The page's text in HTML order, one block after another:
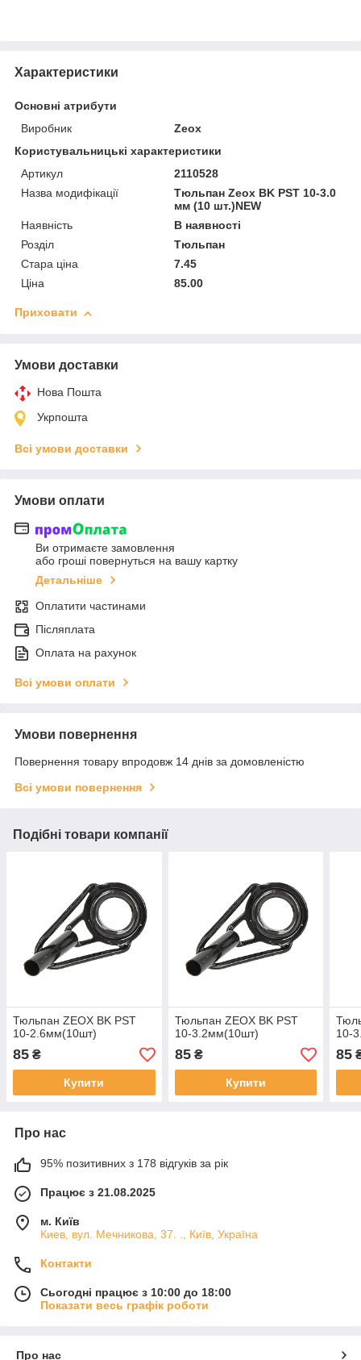
Характеристики
Основні атрибути
Виробник
Zeox
Користувальницькі характеристики
Артикул
2110528
Назва модифікації
Тюльпан Zeox BK PST 10-3.0
мм (10 шт.)NEW
Наявність
В наявності
Розділ
Тюльпан
Стара ціна
7.45
Ціна
85.00
Приховати
Умови доставки
Нова Пошта
Укрпошта
Всі умови доставки
Умови оплати
Ви отримаєте замовлення
або гроші повернуться на вашу картку
Детальніше
Оплатити частинами
Післяплата
Оплата на рахунок
Всі умови оплати
Умови повернення
Повернення товару впродовж 14 днів за домовленістю
Всі умови повернення
Подібні товари компанії
Тюльпан ZEOX BK PST
10-2.6мм(10шт)
85 ₴
Купити
Тюльпан ZEOX BK PST
10-3.2мм(10шт)
85₴
Купити
10-
85
Про нас
95% позитивних з 178 відгуків за рік
Працює з 21.08.2025
м. Київ
Киев, вул. Мечникова, 37. ., Київ, Україна
Контакти
Сьогодні працює з 10:00 до 18:00
Показати весь графік роботи
Про нас